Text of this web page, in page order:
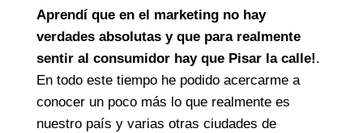
Aprendí que en el marketing no hay
verdades absolutas y que para realmente
sentir al consumidor hay que Pisar la calle!.
En todo este tiempo he podido acercarme a
conocer un poco más lo que realmente es
nuestro país y varias otras ciudades de